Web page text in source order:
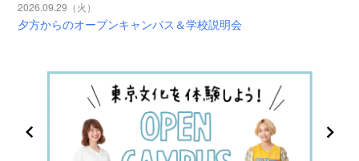
2026.09.29（火）
夕方からのオープンキャンパス＆学校説明会